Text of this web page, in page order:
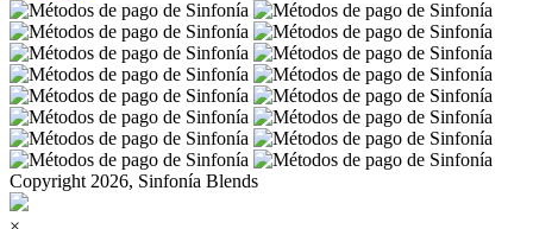
Copyright 2026, Sinfonía Blends